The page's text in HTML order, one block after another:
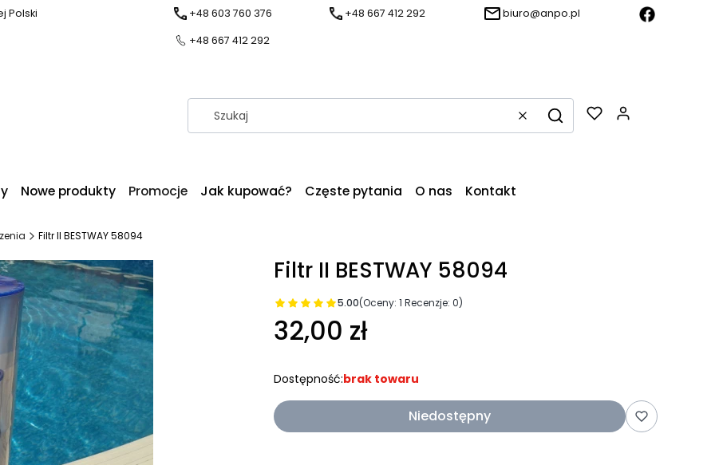
Polski
+48 603 760 376
+48 667 412 292
+48 667 412 292 biuro@anpo.pl
WyczyśćSzukaj
Nowe produkty Promocje Jak kupować? Częste pytania O nas Kontakt
Filtr II BESTWAY 58094
Filtr II BESTWAY 58094
5.00(Oceny: 1 Recenzje: 0)
32,00 zł
Dostępność:brak towaru
Niedostępny